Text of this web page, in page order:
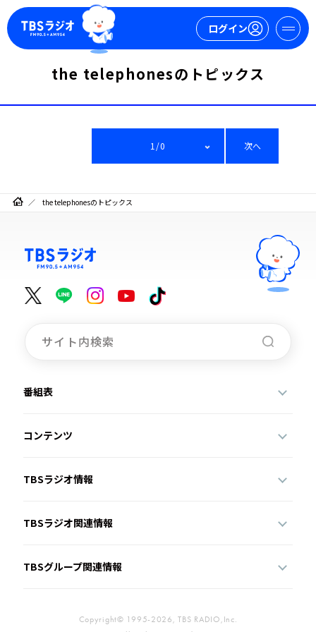
ログイン
今日の番組表
週間番組表
トピックス
TBS Podcast
イベント・グッズ
the telephonesのトピックス
1/0 次へ
the telephonesのトピックス
番組表
コンテンツ
TBSラジオ情報
TBSラジオ関連情報
TBSグループ関連情報
Copyright© 1995-2026, TBS RADIO,Inc.